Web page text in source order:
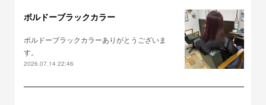
ボルドーブラックカラー
ボルドーブラックカラーありがとうございま
す。
2026.07.14 22:46